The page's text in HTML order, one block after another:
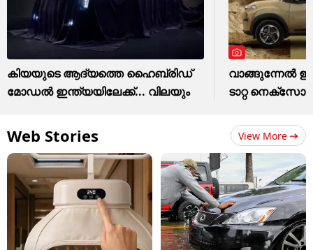
കിയയുടെ ആദ്യത്തെ ഹൈബ്രിഡ്
മോഡൽ ഇന്ത്യയിലേക്ക്... വിലയും
വാങ്ങുന്നേൽ
ടാറ്റ
Web Stories View More